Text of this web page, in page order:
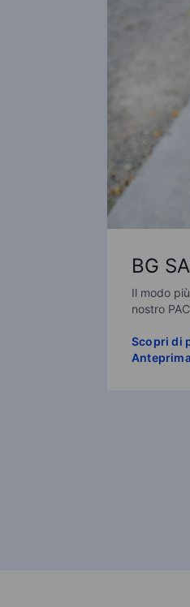
BG
Il modo
nostro
Scopri di